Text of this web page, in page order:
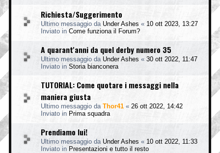
Richiesta/Suggerimento
Ultimo messaggio da Under Ashes « 10 ott 2023, 13:27
Inviato in Come funziona il Forum?
A quarant'anni da quel derby numero 35
Ultimo messaggio da Under Ashes « 30 ott 2022, 11:47
Inviato in Storia bianconera
TUTORIAL: Come quotare i messaggi nella
maniera giusta
Ultimo messaggio da Thor41 « 26 ott 2022, 14:42
Inviato in Prima squadra
Prendiamo lui!
Ultimo messaggio da Under Ashes « 10 ott 2022, 11:33
Inviato in Presentazioni e tutto il resto